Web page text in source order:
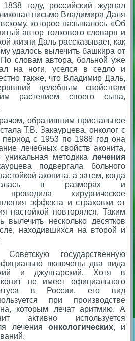
году, российский журнал
письмо Владимира Даля
которое называлось «Об
автор толкового словаря и
жизни Даль рассказывает, как
удалось вылечить башкира от
словам автора, больной уже
на ноги, уселся в седло и
также, что Владимир Даль,
целебным свойствам
растением своего сына,
обратившим пристальное
Т.В. Закаурцева, онколог с
с 1953 по 1988 год она
лечебных свойств аконита,
уникальная методика лечения
подвергала больного
аконита, а затем, когда
в размерах и
проводила хирургическое
эффекта и страховки от
настойкой повторялся. Таким
вылечить несколько десятков
находившихся на второй и
государственную
включены два вида
и джунгарский. Хотя в
не имеет официального
в России, его вид
при производстве
которым лечат аритмию. А
активно используется
лечения онкологических, и